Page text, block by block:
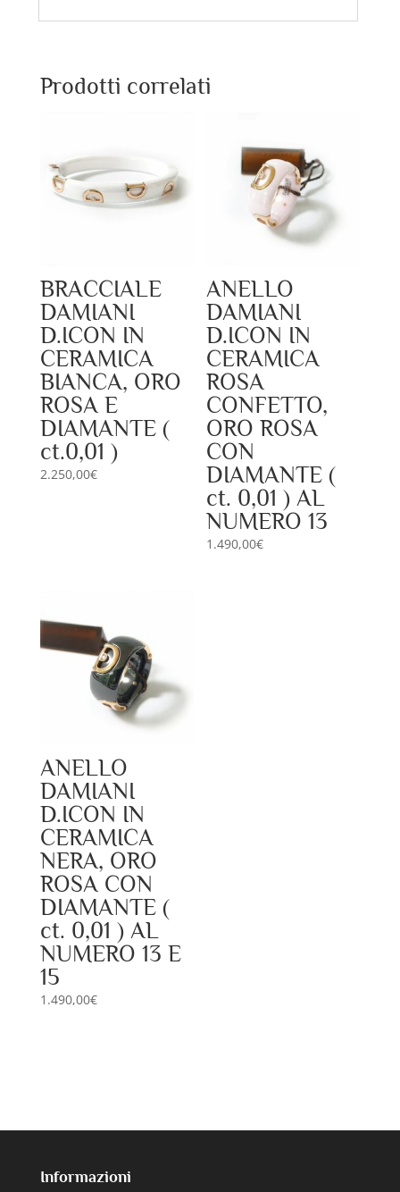
Prodotti correlati
BRACCIALE
DAMIANI
D.ICON IN
CERAMICA
BIANCA, ORO
ROSA E
DIAMANTE (
ct.0,01 )
2.250,00€
ANELLO
DAMIANI
D.ICON IN
CERAMICA
ROSA
CONFETTO,
ORO ROSA
CON
DIAMANTE (
ct. 0,01 ) AL
NUMERO 13
1.490,00€
ANELLO
DAMIANI
D.ICON IN
CERAMICA
NERA, ORO
ROSA CON
DIAMANTE (
ct. 0,01 ) AL
NUMERO 13 E
15
1.490,00€
Informazioni